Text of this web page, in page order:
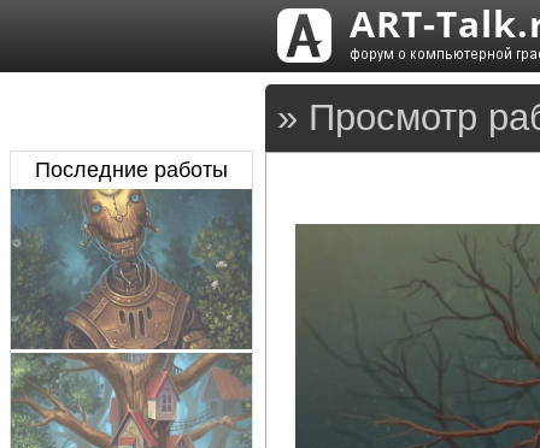
» Просмотр
Последние работы